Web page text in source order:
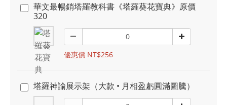
華文最暢銷塔羅教科書《塔羅葵花寶典》原價
320
優惠價 NT$256
塔羅神諭展示架（大款 • 月相盈虧圓滿圖騰）